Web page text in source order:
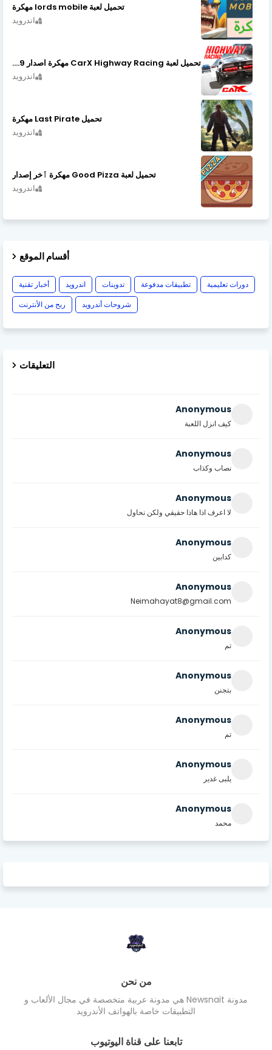
تحميل لعبة lords mobile مهكرة
اندرويد
تحميل لعبة CarX Highway Racing مهكرة اصدار v1.74.9
اندرويد
تحميل Last Pirate مهكرة
اندرويد
تحميل لعبة Good Pizza مهكرة ٱخر إصدار
اندرويد
أقسام الموقع
أخبار تقنية اندرويد تدوينات تطبيقات مدفوعة
دورات تعليمية
ربح من الأنترنت
شروحات أندرويد
التعليقات
Anonymous
كيف انزل اللعبة
Anonymous
نصاب وكذاب
Anonymous
لا اعرف اذا هاذا حقيقي ولكن نحاول
Anonymous
كدابين
Anonymous
Neimahayat8@gmail.com
Anonymous
تم
Anonymous
بتجنن
Anonymous
تم
Anonymous
يلبى غدير
Anonymous
محمد
من نحن
مدونة Newsnait هي مدونة عربية متخصصة في مجال الألعاب و
التطبيقات خاصة بالهواتف الأندرويد
تابعنا على قناة اليوتيوب